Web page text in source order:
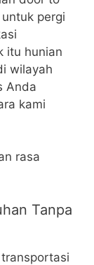
pergi
itu hunian
wilayah
Anda
kami
rasa
Tanpa